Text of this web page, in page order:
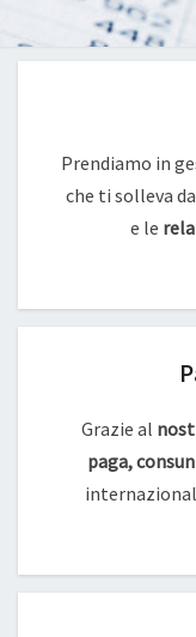
Prendiamo in
che ti solleva
e le
Grazie al
paga,